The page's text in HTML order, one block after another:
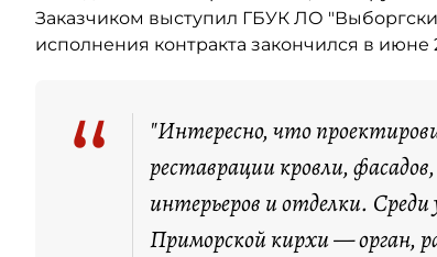
Заказчиком выступил ГБУК ЛО
исполнения контракта закончился в июне
“
"Интересно, что
реставрации кровли,
интерьеров и отделки.
Приморской кирхи — орган,